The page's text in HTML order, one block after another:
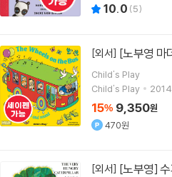
10.0 (5)
[외서] [노부영
Child's Play
Child's Play
15% 9,350원
470원
[외서] [노부영]